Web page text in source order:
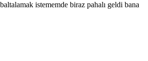
baltalamak istememde biraz pahalı geldi bana